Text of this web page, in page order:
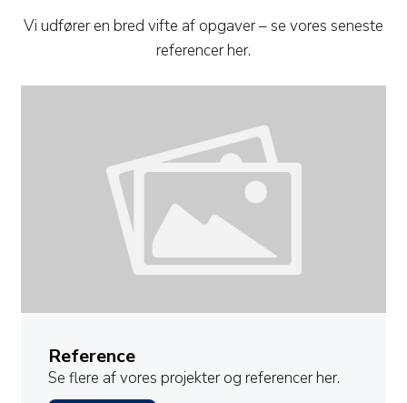
Vi udfører en bred vifte af opgaver – se vores seneste
referencer her.
Reference
Se flere af vores projekter og referencer her.